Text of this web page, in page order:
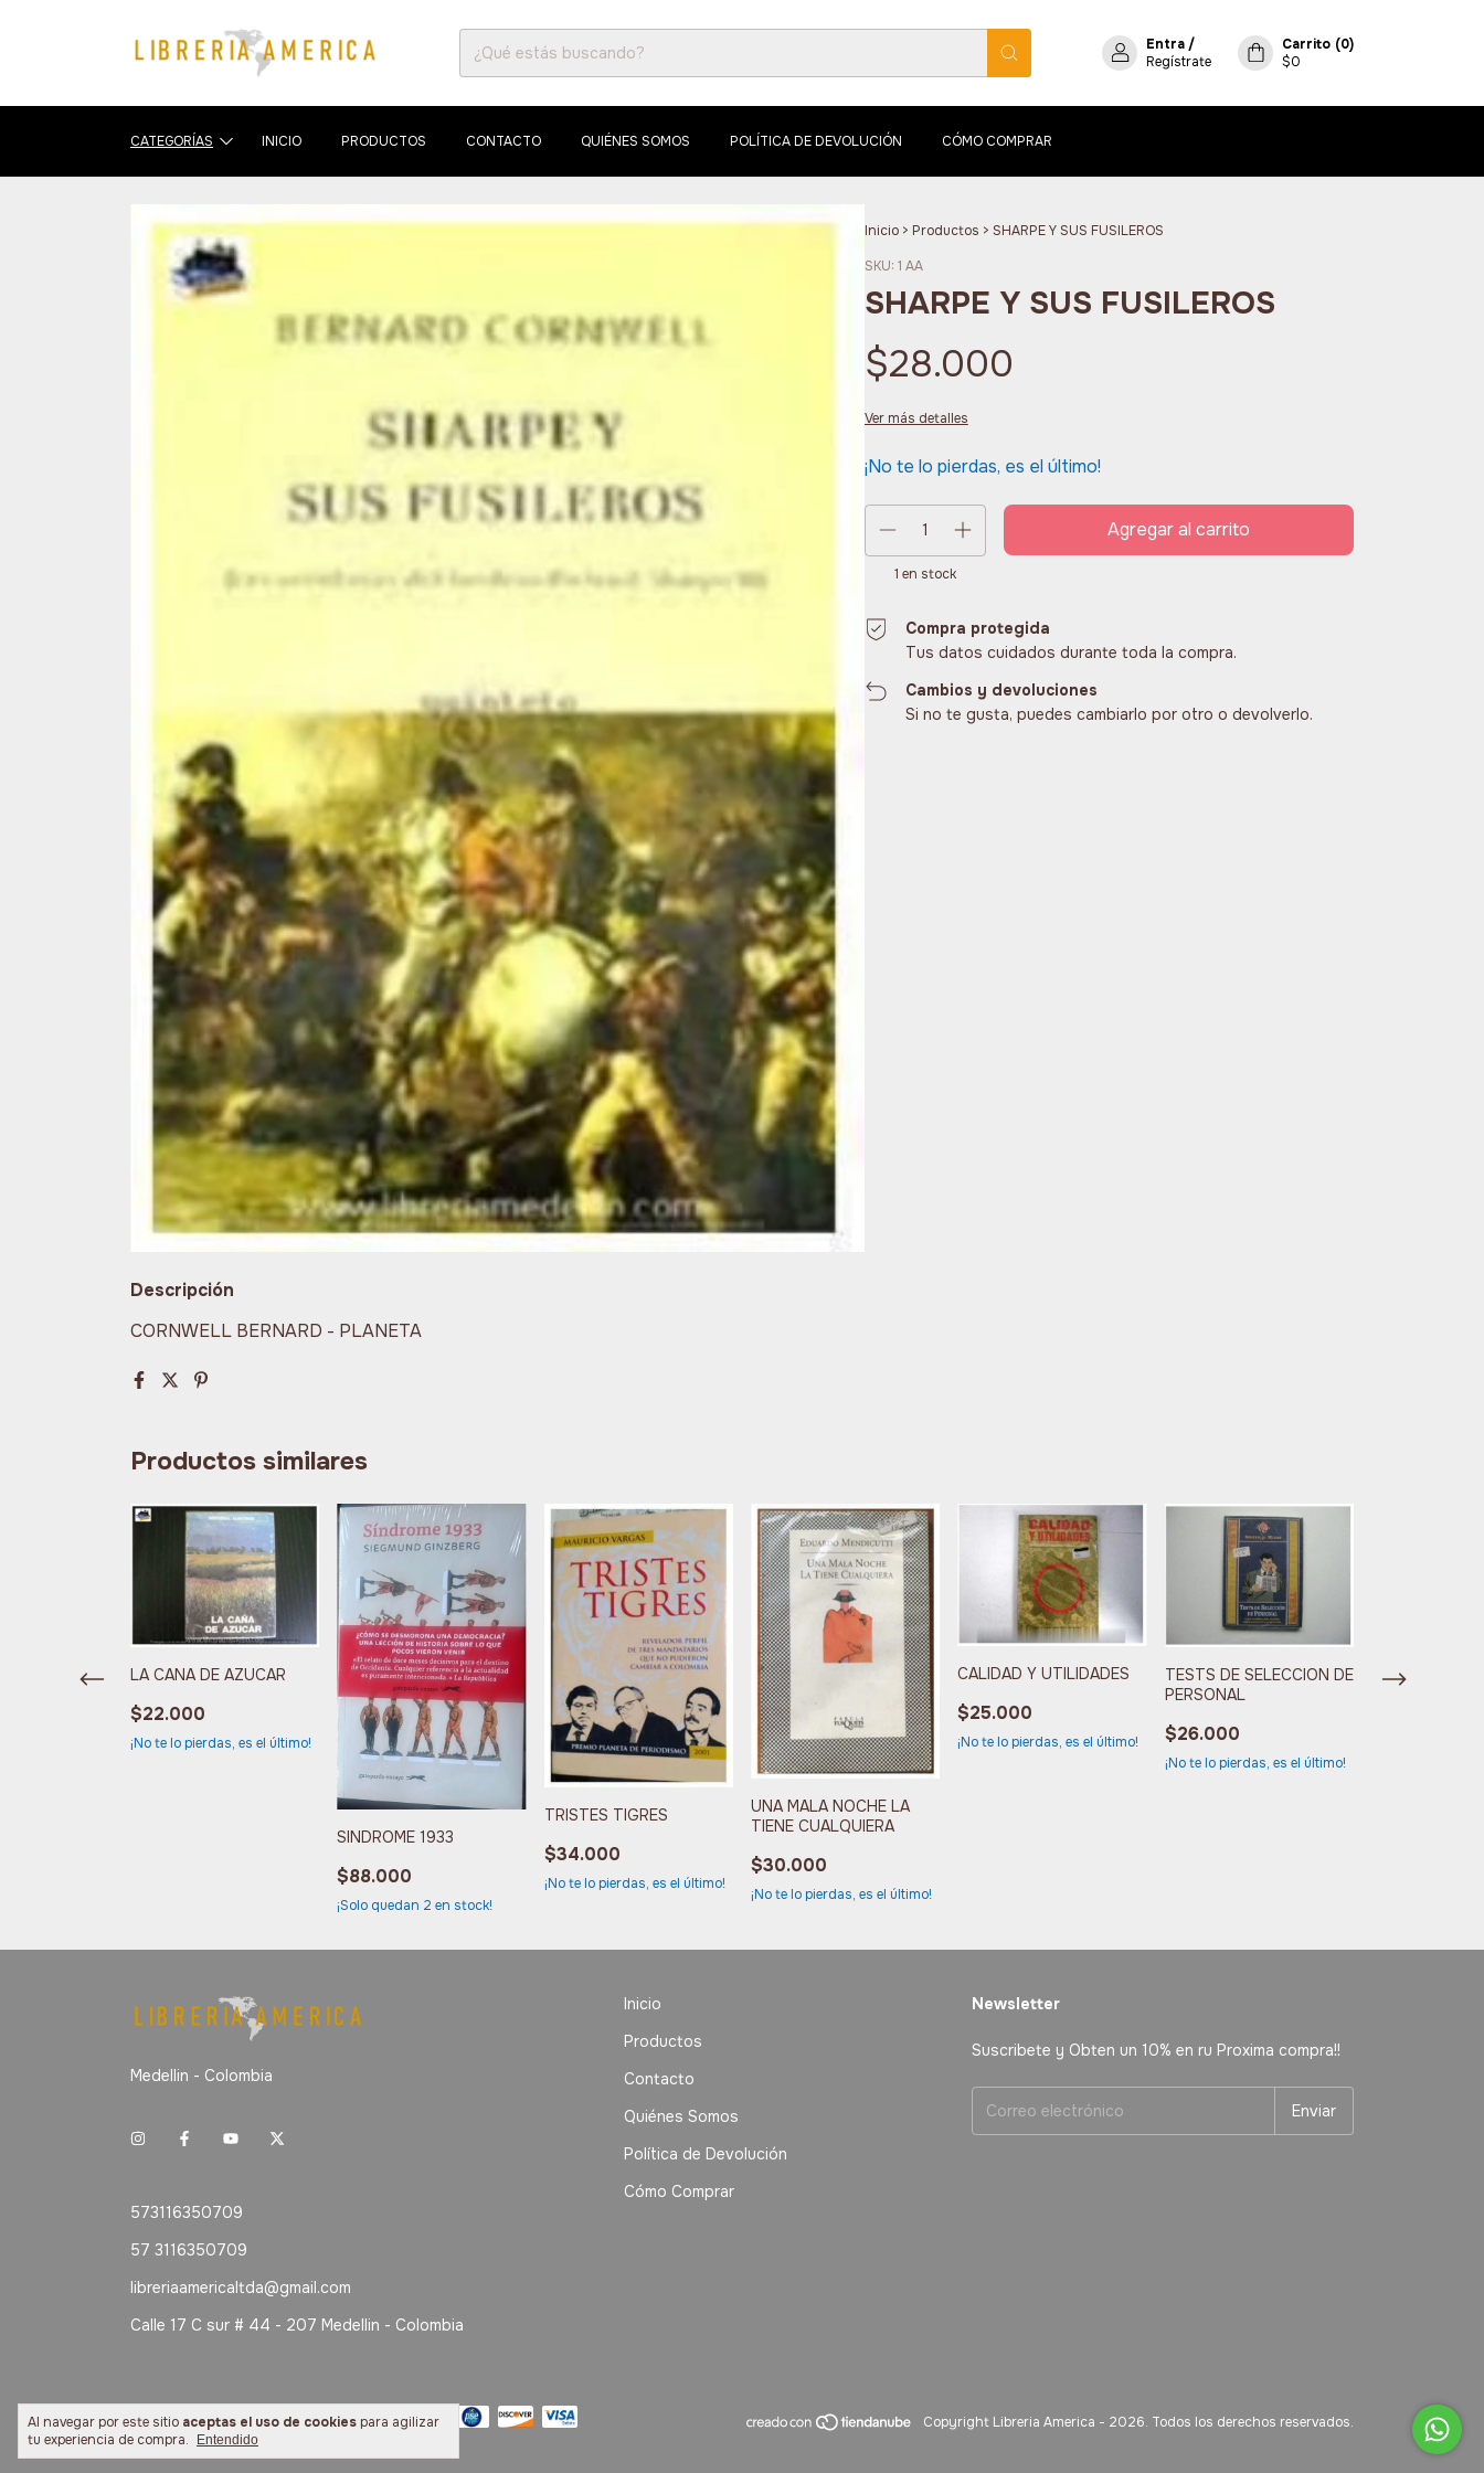
Entra /
Regístrate
Carrito (0)
$0
CATEGORÍAS INICIO PRODUCTOS CONTACTO QUIÉNES SOMOS POLÍTICA DE DEVOLUCIÓN CÓMO COMPRAR
Al navegar por este sitio aceptas el uso de cookies para agilizar
tu experiencia de compra.
Entendido
Inicio > Productos > SHARPE Y SUS FUSILEROS
SKU: 1 AA
SHARPE Y SUS FUSILEROS
$28.000
Ver más detalles
¡No te lo pierdas, es el último!
1 en stock
Compra protegida
Tus datos cuidados durante toda la compra.
Cambios y devoluciones
Si no te gusta, puedes cambiarlo por otro o devolverlo.
Descripción
CORNWELL BERNARD - PLANETA
Productos similares
LA CANA DE AZUCAR
$22.000
¡No te lo pierdas, es el último!
SINDROME 1933
$88.000
¡Solo quedan 2 en stock!
TRISTES TIGRES
$34.000
¡No te lo pierdas, es el último!
UNA MALA NOCHE LA
TIENE CUALQUIERA
$30.000
¡No te lo pierdas, es el último!
CALIDAD Y UTILIDADES
$25.000
¡No te lo pierdas, es el último!
TESTS DE SELECCION DE
PERSONAL
$26.000
¡No te lo pierdas, es el último!
Medellin - Colombia
573116350709
57 3116350709
libreriaamericaltda@gmail.com
Calle 17 C sur # 44 - 207 Medellin - Colombia
Inicio
Productos
Contacto
Quiénes Somos
Política de Devolución
Cómo Comprar
Newsletter
Suscribete y Obten un 10% en ru Proxima compra!!
Métodos de pago Copyright Libreria America - 2026. Todos los derechos reservados.